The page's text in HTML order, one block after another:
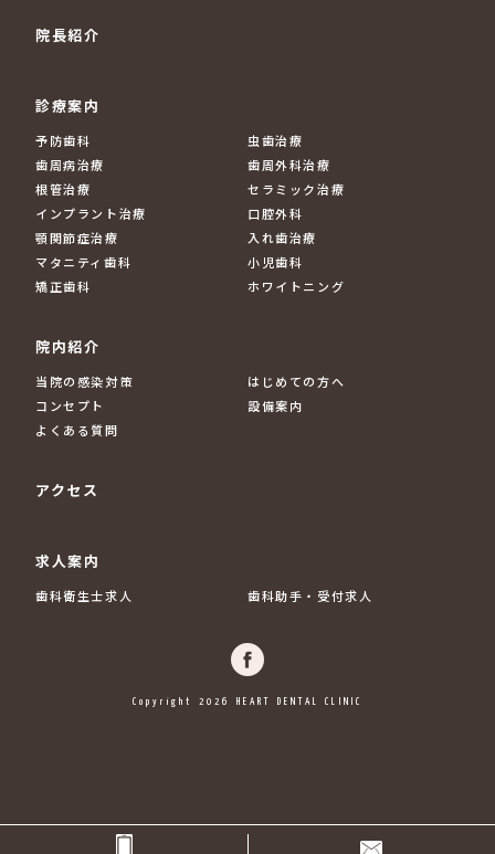
院長紹介
診療案内
予防歯科
虫歯治療
歯周病治療
歯周外科治療
根管治療
セラミック治療
インプラント治療
口腔外科
顎関節症治療
入れ歯治療
マタニティ歯科
小児歯科
矯正歯科
ホワイトニング
院内紹介
当院の感染対策
はじめての方へ
コンセプト
設備案内
よくある質問
アクセス
求人案内
歯科衛生士求人 歯科助手・受付求人
Copyright 2026 HEART DENTAL CLINIC